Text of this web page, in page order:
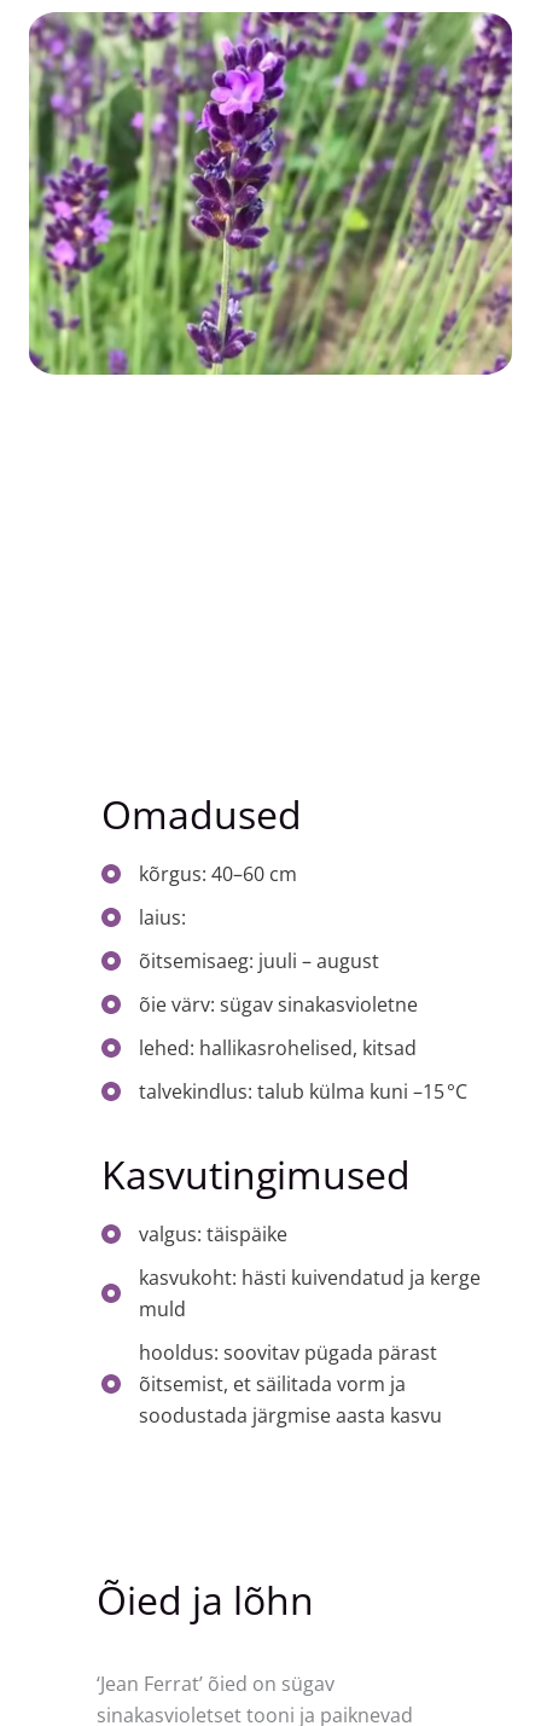
Omadused
kõrgus: 40–60 cm
laius:
õitsemisaeg: juuli – august
õie värv: sügav sinakasvioletne
lehed: hallikasrohelised, kitsad
talvekindlus: talub külma kuni –15 °C
Kasvutingimused
valgus: täispäike
kasvukoht: hästi kuivendatud ja kerge
muld
hooldus: soovitav pügada pärast
õitsemist, et säilitada vorm ja
soodustada järgmise aasta kasvu
Õied ja lõhn
‘Jean Ferrat’ õied on sügav
sinakasvioletset tooni ja paiknevad